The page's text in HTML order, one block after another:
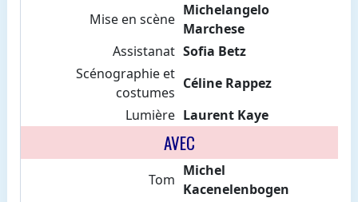
Mise en scène
Michelangelo
Marchese
Assistanat Sofia Betz
Scénographie et
costumes
Céline Rappez
Lumière Laurent Kaye
AVEC
Tom
Michel
Kacenelenbogen